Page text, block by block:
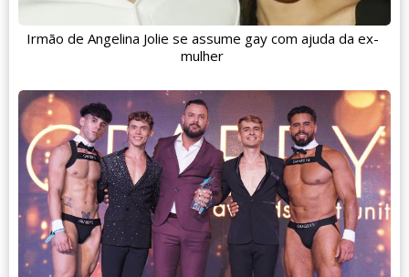
Irmão de Angelina Jolie se assume gay com ajuda da ex-
mulher